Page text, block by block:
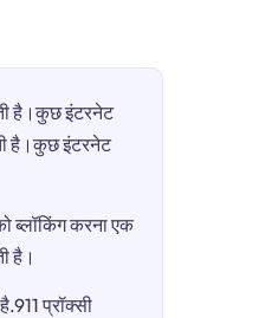
है।कुछ इंटरनेट
है।कुछ इंटरनेट
ब्लॉकिंग करना एक
है।
प्रॉक्सी